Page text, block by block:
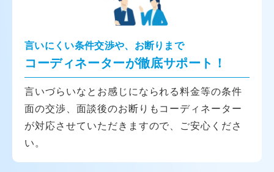
言いにくい条件交渉や、お断りまで
コーディネーターが徹底サポート！
言いづらいなとお感じになられる料金等の条件
面の交渉、面談後のお断りもコーディネーター
が対応させていただきますので、ご安心くださ
い。